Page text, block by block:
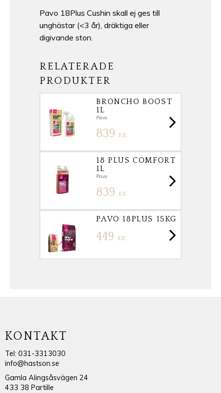
Pavo 18Plus Cushin skall ej ges till
unghästar (<3 år), dräktiga eller
digivande ston.
RELATERADE
PRODUKTER
BRONCHO BOOST
1L
Pavo
839 KR
18 PLUS COMFORT
1L
Pavo
839 KR
PAVO 18PLUS 15KG
449 KR
KONTAKT
Tel: 031-3313030
info@hastson.se
Gamla Alingsåsvägen 24
433 38 Partille